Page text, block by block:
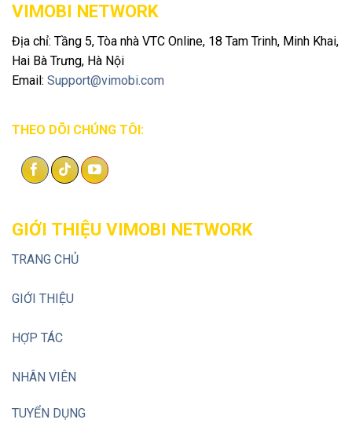
VIMOBI NETWORK
Địa chỉ: Tầng 5, Tòa nhà VTC Online, 18 Tam Trinh, Minh Khai,
Hai Bà Trưng, ​​Hà Nội
Email: Support@vimobi.com
THEO DÕI CHÚNG TÔI:
GIỚI THIỆU VIMOBI NETWORK
TRANG CHỦ
GIỚI THIỆU
HỢP TÁC
NHÂN VIÊN
TUYỂN DỤNG